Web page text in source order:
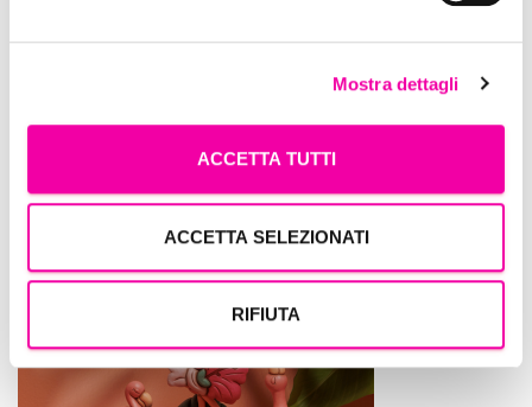
Mostra dettagli
ACCETTA TUTTI
ACCETTA SELEZIONATI
RIFIUTA